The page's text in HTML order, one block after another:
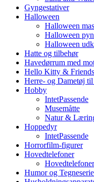
Gyngestativer
Halloween
Halloween
Halloween
Halloween
Hatte og tilbehør
Havedørrum med
Hello Kitty &
Herre- og Dametøj
Hobby
IntetPassende
Musemåtte
Natur &
Hoppedyr
IntetPassende
Horrorfilm-figurer
Hovedtelefoner
Humor og